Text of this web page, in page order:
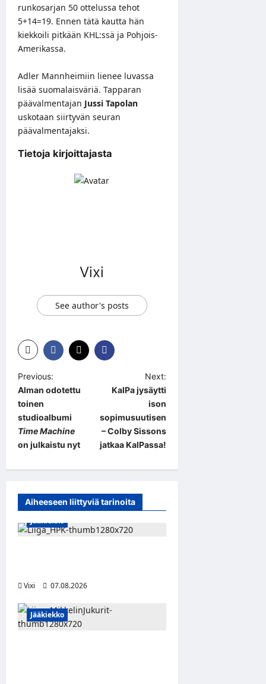
runkosarjan 50 ottelussa tehot
5+14=19. Ennen tätä kautta hän
kiekkoili pitkään KHL:ssä ja Pohjois-
Amerikassa.
Adler Mannheimiin lienee luvassa
lisää suomalaisväriä. Tapparan
päävalmentajan Jussi Tapolan
uskotaan siirtyvän seuran
päävalmentajaksi.
Tietoja kirjoittajasta
Vixi
See author's posts
P
o
s
t
n
a
g
i
n
Previous:
Alman odotettu
toinen
studioalbumi
Time Machine
on julkaistu nyt
Next:
KalPa jysäytti
ison
sopimusuutisen
– Colby Sissons
jatkaa KalPassa!
Aiheeseen liittyviä tarinoita
Jääkiekko
Vixi 07.08.2026
Jääkiekko